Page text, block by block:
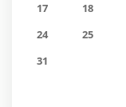
17
18
24
25
31